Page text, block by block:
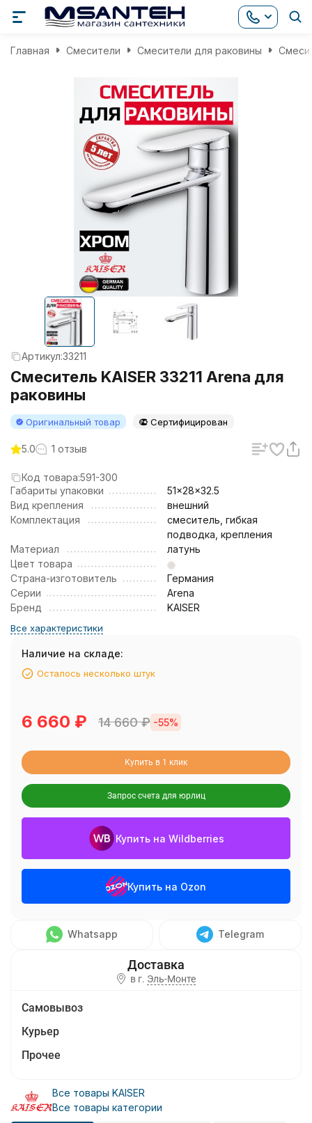
Главная Смесители Смесители для раковины
Артикул:33211
Смеситель KAISER 33211 Arena для
раковины
Оригинальный товар Сертифицирован
5.0 1 отзыв
Код товара:591-300
Габариты упаковки
51x28x32.5
Вид крепления
внешний
Комплектация
смеситель, гибкая
подводка, крепления
Материал
латунь
Цвет товара
Страна-изготовитель
Германия
Серии
Arena
Бренд
KAISER
Все характеристики
Наличие на складе:
Осталось несколько штук
6 660 ₽ 14 660₽ -55%
Купить в 1 клик
Запрос счета для юрлиц
Купить на Wildberries
Купить на Ozon
Whatsapp Telegram
в г. Эль-Монте
Самовывоз
Курьер
Прочее
Все товары KAISER
Все товары категории